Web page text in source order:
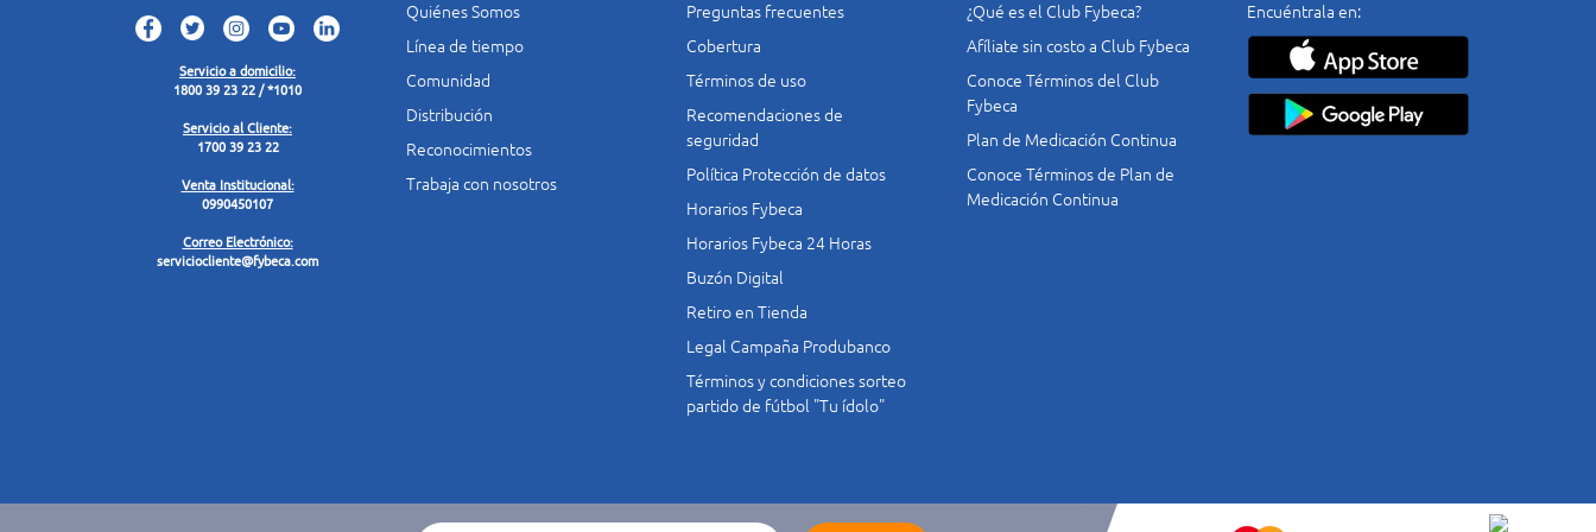
Servicio a domicilio:
1800 39 23 22 / *1010
Servicio al Cliente:
1700 39 23 22
Venta Institucional:
0990450107
Correo Electrónico:
serviciocliente@fybeca.com
Quiénes Somos
Línea de tiempo
Comunidad
Distribución
Reconocimientos
Trabaja con nosotros
Preguntas frecuentes
Cobertura
Términos de uso
Recomendaciones de
seguridad
Política Protección de datos
Horarios Fybeca
Horarios Fybeca 24 Horas
Buzón Digital
Retiro en Tienda
Legal Campaña Produbanco
Términos y condiciones sorteo
partido de fútbol "Tu ídolo"
¿Qué es el Club Fybeca?
Afíliate sin costo a Club Fybeca
Conoce Términos del Club
Fybeca
Plan de Medicación Continua
Conoce Términos de Plan de
Medicación Continua
Encuéntrala en: